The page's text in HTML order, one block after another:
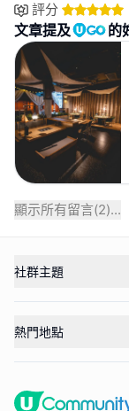
評分
文章提及 的
顯示所有留言(2)...
社群主題
熱門地點